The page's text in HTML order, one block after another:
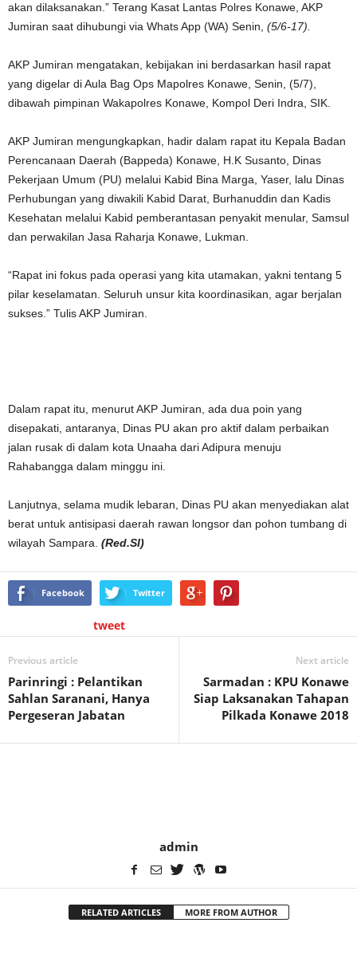
akan dilaksanakan.” Terang Kasat Lantas Polres Konawe, AKP
Jumiran saat dihubungi via Whats App (WA) Senin, (5/6-17).
AKP Jumiran mengatakan, kebijakan ini berdasarkan hasil rapat
yang digelar di Aula Bag Ops Mapolres Konawe, Senin, (5/7),
dibawah pimpinan Wakapolres Konawe, Kompol Deri Indra, SIK.
AKP Jumiran mengungkapkan, hadir dalam rapat itu Kepala Badan
Perencanaan Daerah (Bappeda) Konawe, H.K Susanto, Dinas
Pekerjaan Umum (PU) melalui Kabid Bina Marga, Yaser, lalu Dinas
Perhubungan yang diwakili Kabid Darat, Burhanuddin dan Kadis
Kesehatan melalui Kabid pemberantasan penyakit menular, Samsul
dan perwakilan Jasa Raharja Konawe, Lukman.
“Rapat ini fokus pada operasi yang kita utamakan, yakni tentang 5
pilar keselamatan. Seluruh unsur kita koordinasikan, agar berjalan
sukses.” Tulis AKP Jumiran.
Dalam rapat itu, menurut AKP Jumiran, ada dua poin yang
disepakati, antaranya, Dinas PU akan pro aktif dalam perbaikan
jalan rusak di dalam kota Unaaha dari Adipura menuju
Rahabangga dalam minggu ini.
Lanjutnya, selama mudik lebaran, Dinas PU akan menyediakan alat
berat untuk antisipasi daerah rawan longsor dan pohon tumbang di
wilayah Sampara. (Red.SI)
Facebook Twitter
tweet
Previous article
Parinringi : Pelantikan
Sahlan Saranani, Hanya
Pergeseran Jabatan
Next article
Sarmadan : KPU Konawe
Siap Laksanakan Tahapan
Pilkada Konawe 2018
admin
RELATED ARTICLES MORE FROM AUTHOR